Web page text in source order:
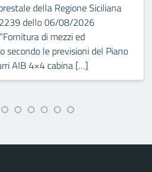
della Regione Siciliana
dello 06/08/2026
di mezzi ed
le previsioni del Piano
AIB 4×4 cabina […]